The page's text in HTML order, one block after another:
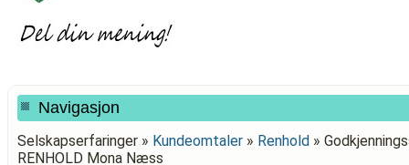
Navigasjon
Selskapserfaringer » Kundeomtaler » Renhold »
RENHOLD Mona Næss